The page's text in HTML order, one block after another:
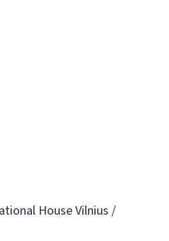
House Vilnius /